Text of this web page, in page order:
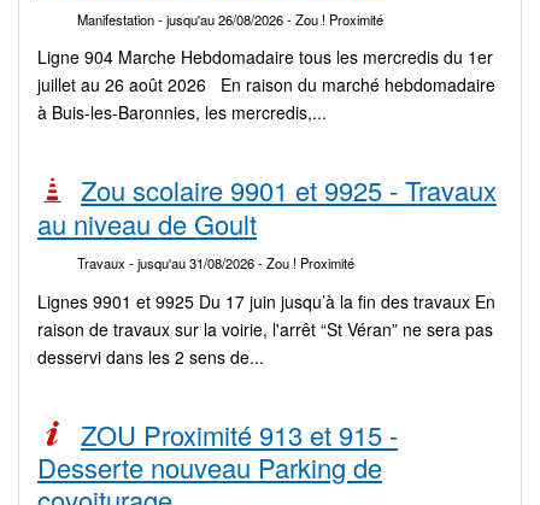
Manifestation- jusqu'au 26/08/2026- Zou ! Proximité
Ligne 904 Marche Hebdomadaire tous les mercredis du 1er
juillet au 26 août 2026 En raison du marché hebdomadaire
à Buis-les-Baronnies, les mercredis,...
Zou scolaire 9901 et 9925 - Travaux
au niveau de Goult
Travaux - jusqu'au 31/08/2026- Zou ! Proximité
Lignes 9901 et 9925 Du 17 juin jusqu’à la fin des travaux En
raison de travaux sur la voirie, l'arrêt “St Véran” ne sera pas
desservi dans les 2 sens de...
ZOU Proximité 913 et 915 -
Desserte nouveau Parking de